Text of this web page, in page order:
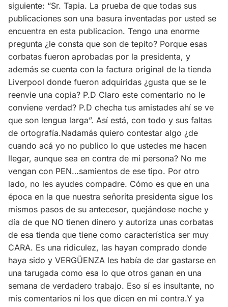
siguiente: “Sr. Tapia. La prueba de que todas sus
publicaciones son una basura inventadas por usted se
encuentra en esta publicacion. Tengo una enorme
pregunta ¿le consta que son de tepito? Porque esas
corbatas fueron aprobadas por la presidenta, y
además se cuenta con la factura original de la tienda
Liverpool donde fueron adquiridas ¿gusta que se le
reenvie una copia? P.D Claro este comentario no le
conviene verdad? P.D checha tus amistades ahí se ve
que son lengua larga”. Así está, con todo y sus faltas
de ortografía.Nadamás quiero contestar algo ¿de
cuando acá yo no publico lo que ustedes me hacen
llegar, aunque sea en contra de mi persona? No me
vengan con PEN…samientos de ese tipo. Por otro
lado, no les ayudes compadre. Cómo es que en una
época en la que nuestra señorita presidenta sigue los
mismos pasos de su antecesor, quejándose noche y
día de que NO tienen dinero y autoriza unas corbatas
de esa tienda que tiene como característica ser muy
CARA. Es una ridiculez, las hayan comprado donde
haya sido y VERGÜENZA les había de dar gastarse en
una tarugada como esa lo que otros ganan en una
semana de verdadero trabajo. Eso sí es insultante, no
mis comentarios ni los que dicen en mi contra.Y ya